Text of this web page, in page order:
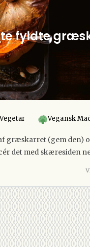
fyldte
Vegansk
græskarret (gem den)
det med skæresiden